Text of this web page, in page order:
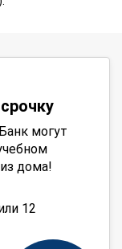
могут
дома!
12